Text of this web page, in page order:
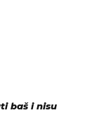
baš i nisu